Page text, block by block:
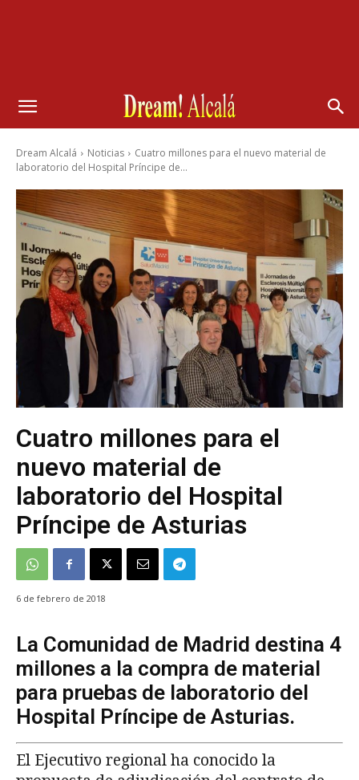
Dream Alcalá Noticias
Cuatro millones para el nuevo material de
laboratorio del Hospital Príncipe de...
Cuatro millones para el
nuevo material de
laboratorio del Hospital
Príncipe de Asturias
6 de febrero de 2018
La Comunidad de Madrid destina 4
millones a la compra de material
para pruebas de laboratorio del
Hospital Príncipe de Asturias.
El Ejecutivo regional ha conocido la